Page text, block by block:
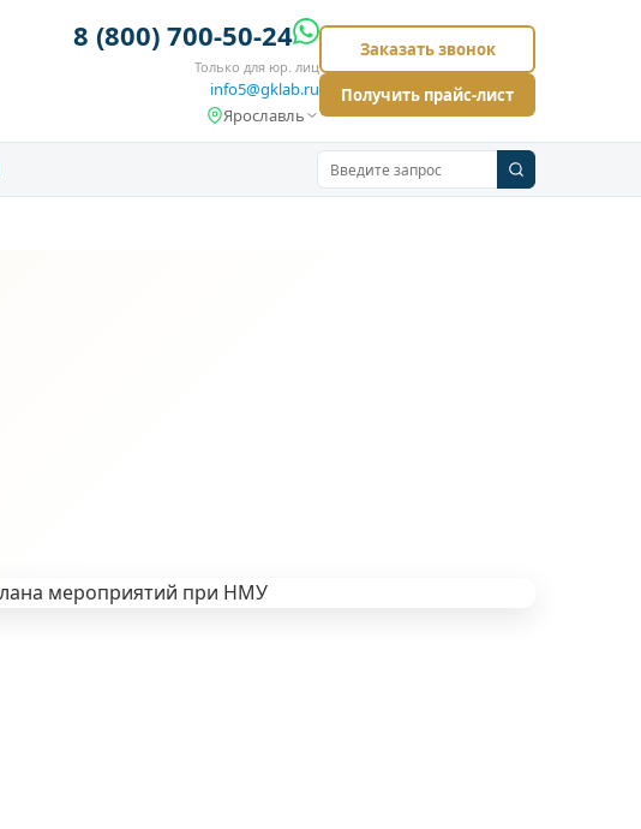
8 (800) 700-50-24
Только для юр. лиц
info5@gklab.ru
Ярославль
Заказать звонок
Получить прайс-лист